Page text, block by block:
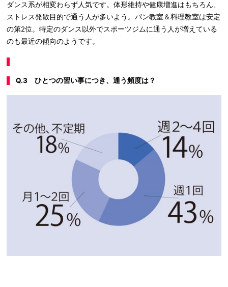
ダンス系が相変わらず人気です。体形維持や健康増進はもちろん、
ストレス発散目的で通う人が多いよう。パン教室＆料理教室は安定
の第2位。特定のダンス以外でスポーツジムに通う人が増えている
のも最近の傾向のようです。
Q.3 ひとつの習い事につき、通う頻度は？